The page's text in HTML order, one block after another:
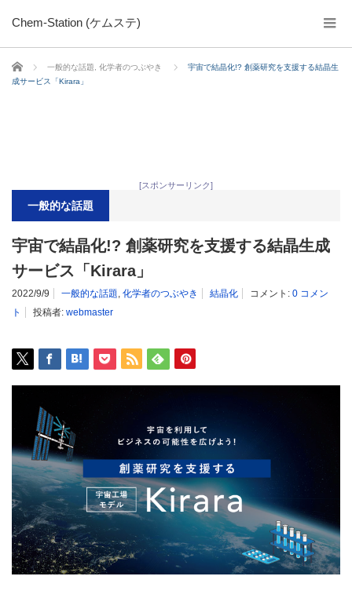
Chem-Station (ケムステ)
ホーム 一般的な話題 化学者のつぶやき
宇宙で結晶化!? 創薬研究を支援する結晶生
成サービス「Kirara」
[スポンサーリンク]
一般的な話題
宇宙で結晶化!? 創薬研究を支援する結晶生成
サービス「Kirara」
2022/9/9 一般的な話題, 化学者のつぶやき 結晶化 コメント: 0 コメン
ト
投稿者: webmaster